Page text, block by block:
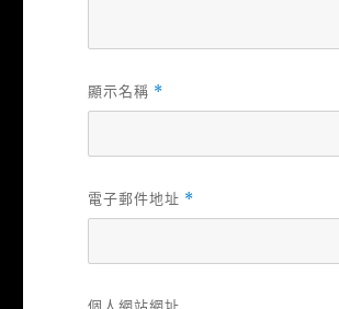
顯示名稱 *
電子郵件地址 *
個人網站網址